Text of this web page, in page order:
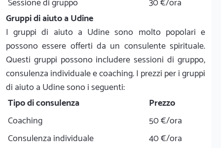
Gruppi di aiuto a Udine
I gruppi di aiuto a Udine sono molto popolari e
possono essere offerti da un consulente spirituale.
Questi gruppi possono includere sessioni di gruppo,
consulenza individuale e coaching. I prezzi per i gruppi
di aiuto a Udine sono i seguenti:
Tipo di consulenza
Prezzo
Coaching
50 €/ora
Consulenza individuale
40 €/ora